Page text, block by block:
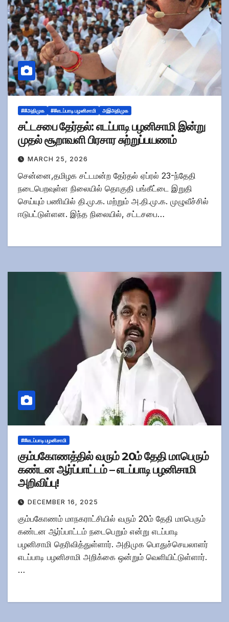
##அதிமுக ##எடப்பாடி பழனிசாமி அஇஅதிமுக
சட்டசபை தேர்தல்: எடப்பாடி பழனிசாமி இன்று
முதல் சூறாவளி பிரசார சுற்றுப்பயணம்
MARCH 25, 2026
சென்னை,தமிழக சட்டமன்ற தேர்தல் ஏப்ரல் 23-ந்தேதி
நடைபெறவுள்ள நிலையில் தொகுதி பங்கீட்டை இறுதி
செய்யும் பணியில் தி.மு.க. மற்றும் அ.தி.மு.க. முழுவீச்சில்
ஈடுபட்டுள்ளன. இந்த நிலையில், சட்டசபை…
##எடப்பாடி பழனிசாமி
கும்பகோணத்தில் வரும் 20ம் தேதி மாபெரும்
கண்டன ஆர்ப்பாட்டம் – எடப்பாடி பழனிசாமி
அறிவிப்பு!
DECEMBER 16, 2025
கும்பகோணம் மாநகராட்சியில் வரும் 20ம் தேதி மாபெரும்
கண்டன ஆர்ப்பாட்டம் நடைபெறும் என்று எடப்பாடி
பழனிசாமி தெரிவித்துள்ளார். அதிமுக பொதுச்செயலாளர்
எடப்பாடி பழனிசாமி அறிக்கை ஒன்றும் வெளியிட்டுள்ளார்.
…